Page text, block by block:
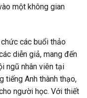
một không gian
các buổi thảo
diễn giả, mang đến
ngũ nhân viên tại
tiếng Anh thành thạo,
người học. Với thiết